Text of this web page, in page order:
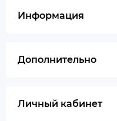
Информация
Дополнительно
Личный кабинет